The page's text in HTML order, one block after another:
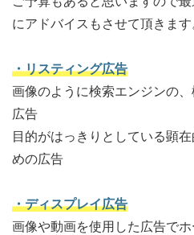
にアドバイスもさせて頂きます
・リスティング広告
画像のように検索エンジンの
広告
目的がはっきりとしている顕
めの広告
・ディスプレイ広告
画像や動画を使用した広告で